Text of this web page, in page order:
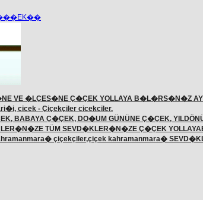
���EK��
VE �LÇES�NE Ç�ÇEK YOLLAYA B�L�RS�N�Z
cicek - Çiçekçiler cicekciler.
Ç�ÇEK, DO�UM GÜNÜNE Ç�ÇEK,
TÜM SEVD�KLER�N�ZE Ç�ÇEK
çiçekçiler,çiçek kahramanmara�